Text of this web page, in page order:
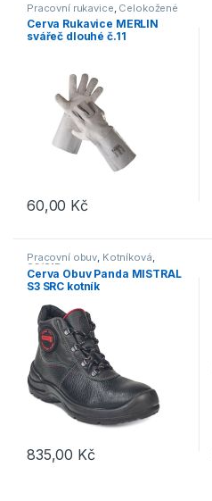
Pracovní rukavice Celokožené
Cerva Rukavice MERLIN
svářeč dlouhé č.11
60,00 Kč
Pracovní obuv, Kotníková,
S3/S1P
Cerva Obuv Panda MISTRAL
S3 SRC kotník
835,00 Kč